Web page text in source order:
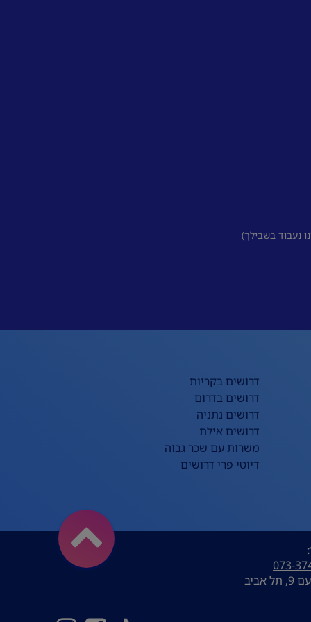
נעבוד בשבילך)
דרושים בקריות
דרושים בדרום
דרושים נתניה
דרושים אילת
משרות עם שכר גבוה
דיוטי פרי דרושים
073-